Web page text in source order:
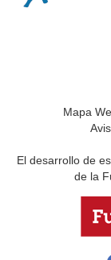
Mapa
El desarrollo de
de la